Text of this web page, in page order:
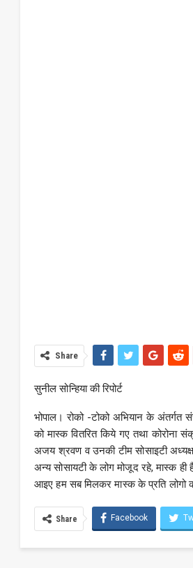
Share
सुनील सोन्हिया की रिपोर्ट
भोपाल। रोको -टोको अभियान के अंतर्गत
को मास्क वितरित किये गए तथा
अजय श्रवण व उनकी टीम सोसाइटी
अन्य सोसायटी के लोग मोजूद रहे, मास्क ही
आइए हम सब मिलकर मास्क के प्रति
Share Facebook